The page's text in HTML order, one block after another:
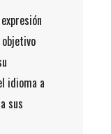
idioma a
sus